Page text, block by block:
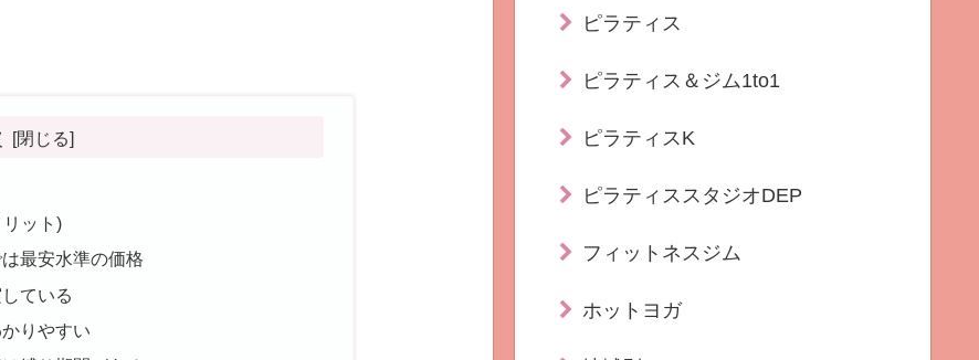
ット)
最安水準の価格
ている
りやすい
ピラティス
ピラティス＆ジム1to1
ピラティスK
ピラティススタジオDEP
フィットネスジム
ホットヨガ